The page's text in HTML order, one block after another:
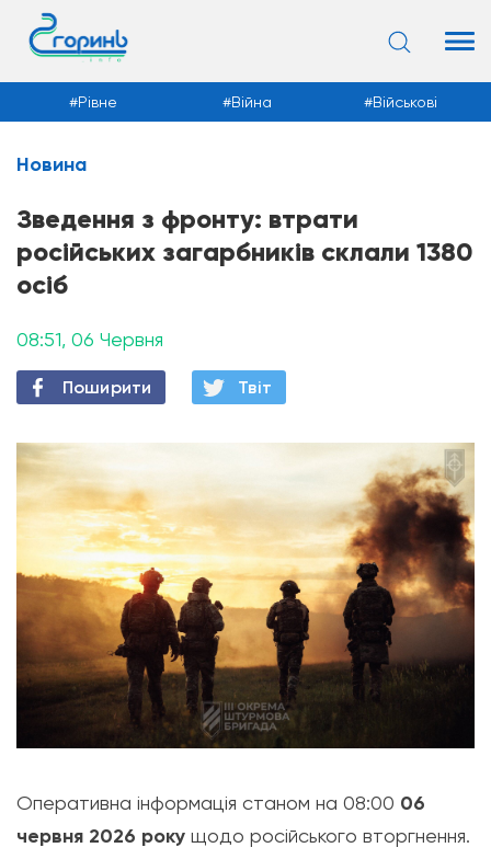
Новини
Рівне Війна Військові
Новина
Зведення з фронту: втрати
російських загарбників склали 1380
осіб
08:51, 06 Червня
Поширити Твiт
Оперативна інформація станом на 08:00 06
червня 2026 року щодо російського вторгнення.